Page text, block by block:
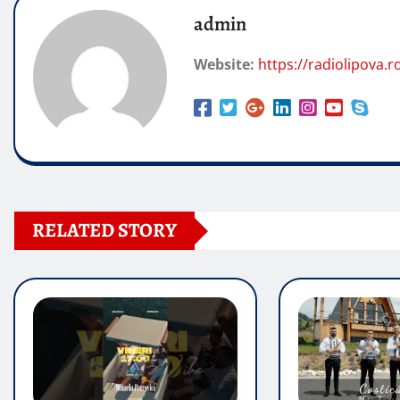
admin
Website: https://
RELATED STORY